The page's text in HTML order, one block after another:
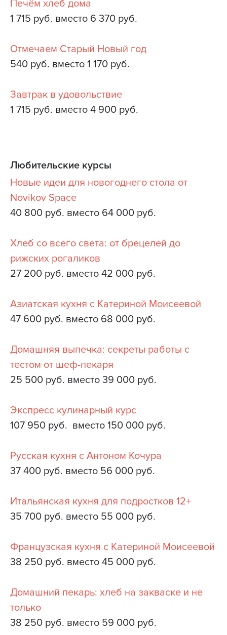
Печём хлеб дома
1 715 руб. вместо 6 370 руб.
Отмечаем Старый Новый год
540 руб. вместо 1 170 руб.
Завтрак в удовольствие
1 715 руб. вместо 4 900 руб.
Любительские курсы
Новые идеи для новогоднего стола от
Novikov Space
40 800 руб. вместо 64 000 руб.
Хлеб со всего света: от брецелей до
рижских рогаликов
27 200 руб. вместо 42 000 руб.
Азиатская кухня с Катериной Моисеевой
47 600 руб. вместо 68 000 руб.
Домашняя выпечка: секреты работы с
тестом от шеф-пекаря
25 500 руб. вместо 39 000 руб.
Экспресс кулинарный курс
107 950 руб. вместо 150 000 руб.
Русская кухня с Антоном Кочура
37 400 руб. вместо 56 000 руб.
Итальянская кухня для подростков 12+
35 700 руб. вместо 55 000 руб.
Французская кухня с Катериной Моисеевой
38 250 руб. вместо 45 000 руб.
Домашний пекарь: хлеб на закваске и не
только
38 250 руб. вместо 59 000 руб.